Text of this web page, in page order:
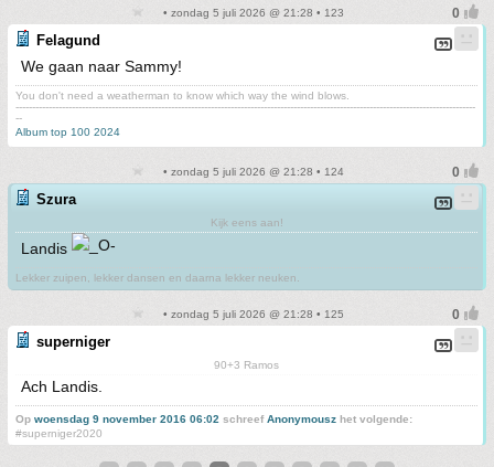
• zondag 5 juli 2026 @ 21:28 • 123
Felagund
We gaan naar Sammy!
You don't need a weatherman to know which way the wind blows.
-------------------------------------------------------------------------------------------------------------------------------------------
--
Album top 100 2024
• zondag 5 juli 2026 @ 21:28 • 124
Szura
Kijk eens aan!
Landis
Lekker zuipen, lekker dansen en daarna lekker neuken.
• zondag 5 juli 2026 @ 21:28 • 125
superniger
90+3 Ramos
Ach Landis.
Op woensdag 9 november 2016 06:02 schreefAnonymousz het volgende:
#superniger2020